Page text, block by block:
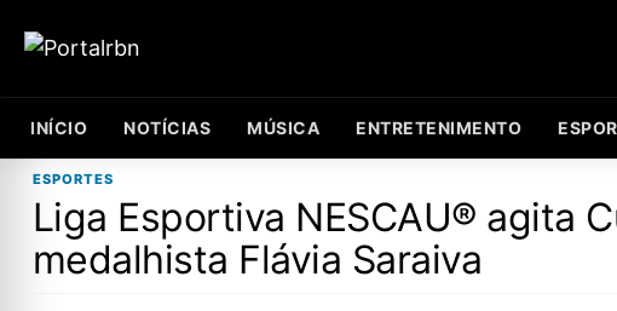
INÍCIO NOTÍCIAS MÚSICA ENTRETENIMENTO
ESPORTES
Liga Esportiva NESCAU® agita
medalhista Flávia Saraiva